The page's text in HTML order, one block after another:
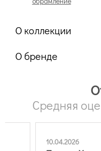
О коллекции
О бренде
Средняя
10.04.2026